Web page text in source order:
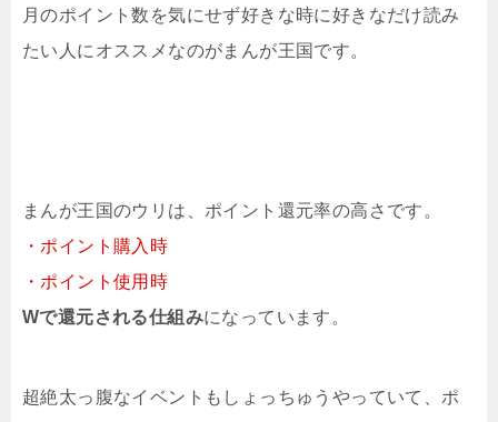
月のポイント数を気にせず好きな時に好きなだけ読み
たい人にオススメなのがまんが王国です。
まんが王国のウリは、ポイント還元率の高さです。
・ポイント購入時
・ポイント使用時
Wで還元される仕組みになっています。
超絶太っ腹なイベントもしょっちゅうやっていて、ポ